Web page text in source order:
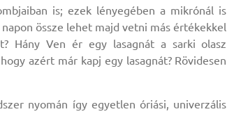
is; ezek lényegében a mikrónál is
össze lehet majd vetni más értékekkel
Hány Ven ér egy lasagnát a sarki olasz
azért már kapj egy lasagnát? Rövidesen
nyomán így egyetlen óriási, univerzális